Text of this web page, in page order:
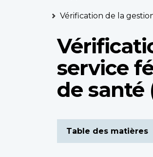
Vérification de la
service
de santé
Table des matières